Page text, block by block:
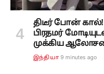
திடீர் போன் கால்!
பிரதமர்
முக்கிய
இந்தியா 9 minutes ago